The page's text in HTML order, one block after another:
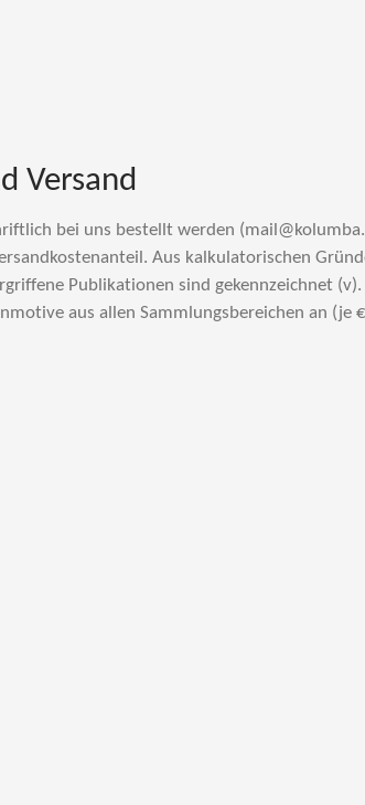
Versand
bei uns bestellt werden
Aus kalkulatorischen
Publikationen sind gekennzeichnet
aus allen Sammlungsbereichen an (je